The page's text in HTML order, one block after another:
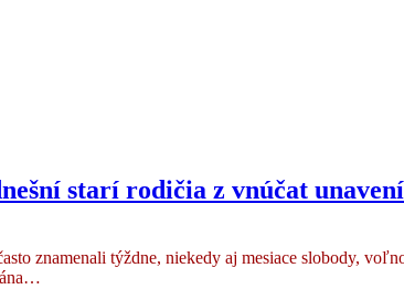
starí rodičia z vnúčat
znamenali týždne, niekedy aj mesiace slobody,